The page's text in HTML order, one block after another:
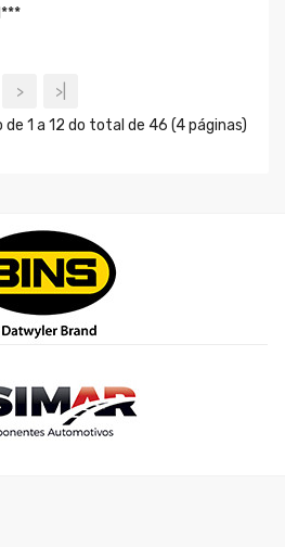
>
>|
de 1 a 12 do total de 46 (4 páginas)